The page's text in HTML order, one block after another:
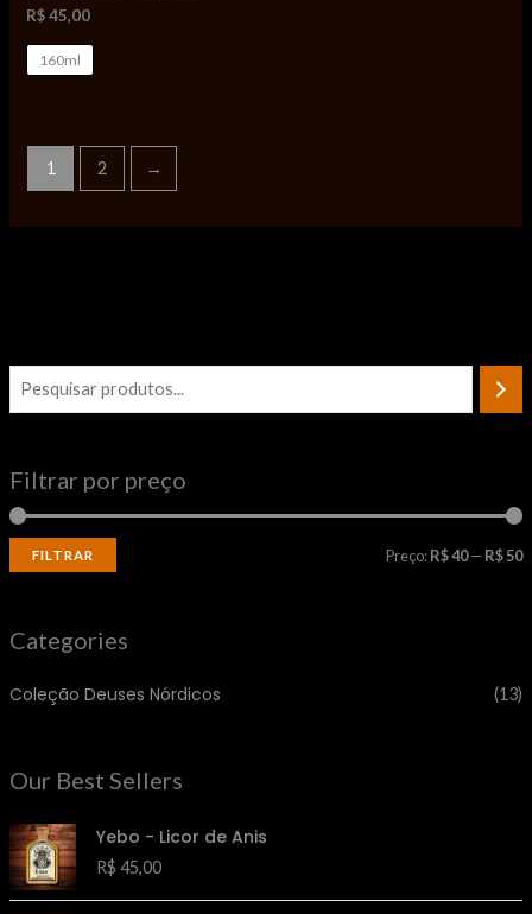
Filtrar por preço
FILTRAR Preço:R$ 40—R$ 50
Categories
Coleção Deuses Nórdicos (13)
Our Best Sellers
Yebo - Licor de Anis
R$ 45,00
R$45,00
160ml
1 2 →